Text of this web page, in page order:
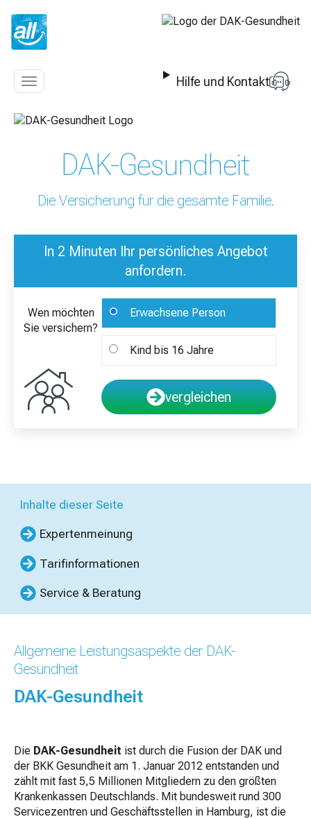
Navigation
Hilfe und Kontakt
DAK-Gesundheit
Die Versicherung für die gesamte Familie.
In 2 Minuten Ihr persönliches Angebot
anfordern.
Wen möchten
Sie versichern?
Erwachsene Person
Kind bis 16 Jahre
vergleichen
Inhalte dieser Seite
Expertenmeinung
Tarifinformationen
Service & Beratung
Allgemeine Leistungsaspekte der DAK-
Gesundheit
DAK-Gesundheit
Die DAK-Gesundheit ist durch die Fusion der DAK und
der BKK Gesundheit am 1. Januar 2012 entstanden und
zählt mit fast 5,5 Millionen Mitgliedern zu den größten
Krankenkassen Deutschlands. Mit bundesweit rund 300
Servicezentren und Geschäftsstellen in Hamburg, ist die